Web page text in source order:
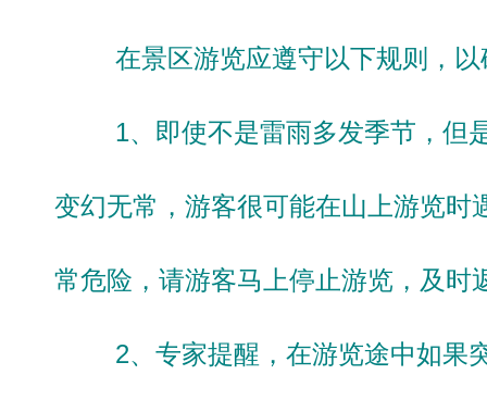
在景区游览应遵守以下规则，以
1、即使不是雷雨多发季节，但是
变幻无常，游客很可能在山上游览时
常危险，请游客马上停止游览，及时
2、专家提醒，在游览途中如果突